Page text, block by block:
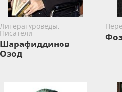
Литературоведы,
Писатели
Шарафиддинов
Озод